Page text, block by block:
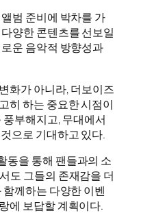
범 준비에 박차를 가
양한 콘텐츠를 선보일
운 음악적 방향성과
화가 아니라, 더보이즈
히 하는 중요한 시점이
부해지고, 무대에서
으로 기대하고 있다.
동을 통해 팬들과의 소
도 그들의 존재감을 더
께하는 다양한 이벤
에 보답할 계획이다.